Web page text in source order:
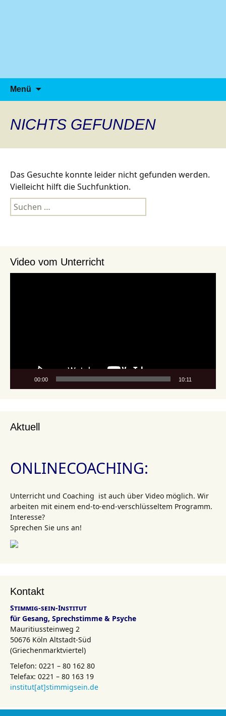
Menü
nach:
NICHTS GEFUNDEN
Das Gesuchte konnte leider nicht gefunden werden.
Vielleicht hilft die Suchfunktion.
Suchen
Video vom Unterricht
00:00 10:11
Aktuell
ONLINECOACHING:
Unterricht und Coaching ist auch über Video möglich. Wir
arbeiten mit einem end-to-end-verschlüsseltem Programm.
Interesse?
Sprechen Sie uns an!
Kontakt
Stimmig-sein-Institut
für Gesang, Sprechstimme & Psyche
Mauritiussteinweg 2
50676 Köln Altstadt-Süd
(Griechenmarktviertel)
Telefon: 0221 – 80 162 80
Telefax: 0221 – 80 163 19
institut[at]stimmigsein.de